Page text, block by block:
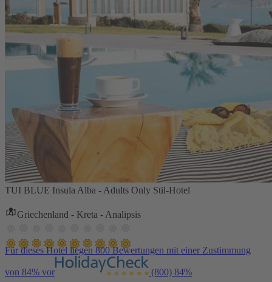
TUI BLUE Insula Alba - Adults Only Stil-Hotel
Griechenland - Kreta - Analipsis
Für dieses Hotel liegen 800 Bewertungen mit einer Zustimmung
von 84% vor (800) 84%